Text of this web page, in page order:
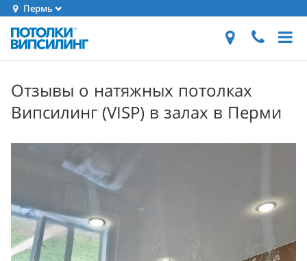
Пермь
Отзывы о натяжных потолках
Випсилинг (VISP) в залах в Перми